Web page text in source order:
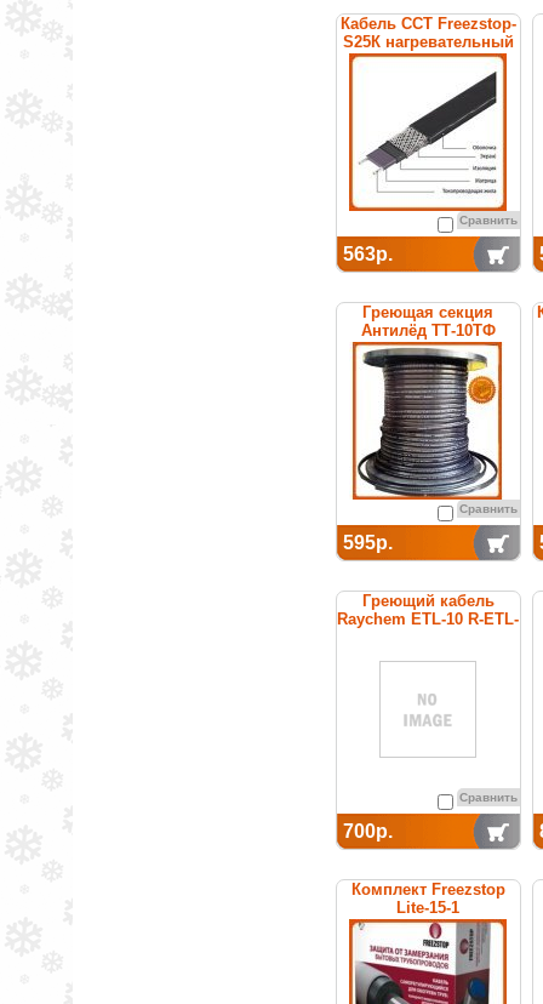
Кабель ССТ Freezstop-
S25К нагревательный
саморегулирующийся
Сравнить
563р.
Греющая секция
Антилёд ТТ-10ТФ
саморегулируемая
Сравнить
595р.
Греющий кабель
Raychem ETL-10 R-ETL-
замерзания
водопроводных труб
Сравнить
700р.
Комплект Freezstop
Lite-15-1